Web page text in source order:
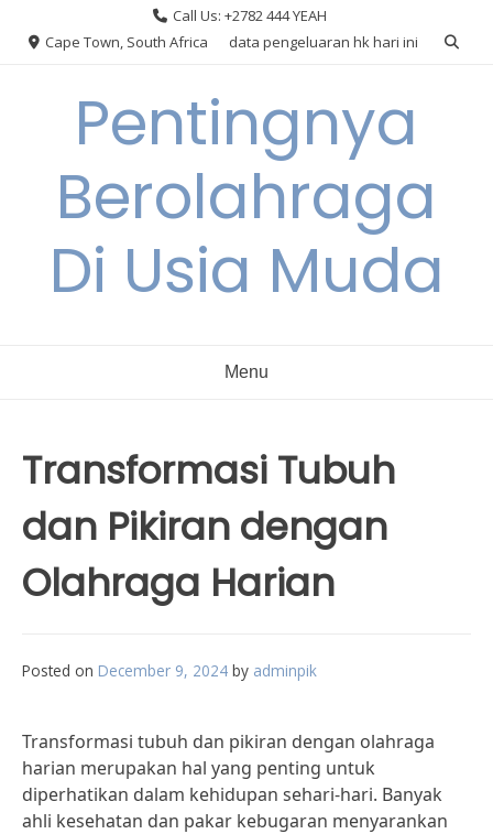
Call Us: +2782 444 YEAH
Cape Town, South Africa
data pengeluaran hk hari ini
Pentingnya
Berolahraga
Di Usia Muda
Menu
Transformasi Tubuh
dan Pikiran dengan
Olahraga Harian
Posted on December 9, 2024 by adminpik
Transformasi tubuh dan pikiran dengan olahraga
harian merupakan hal yang penting untuk
diperhatikan dalam kehidupan sehari-hari. Banyak
ahli kesehatan dan pakar kebugaran menyarankan